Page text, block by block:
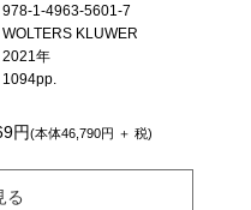
978-1-4963-5601-7
WOLTERS KLUWER
2021年
1094pp.
円(本体46,790円 ＋ 税)
る